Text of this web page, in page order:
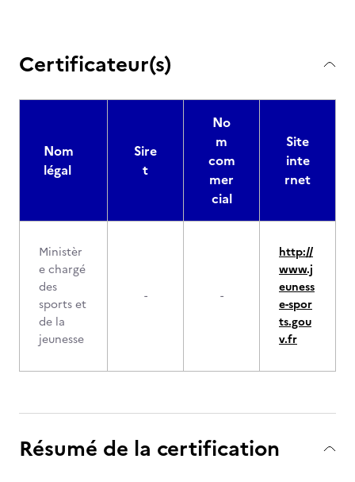
Certificateur(s)
Nom
légal
Sire
t
No
m
com
mer
cial
Site
inte
rnet
Ministèr
e chargé
des
sports et
de la
jeunesse
- -
http://
www.j
euness
e-spor
ts.gou
v.fr
Résumé de la certification